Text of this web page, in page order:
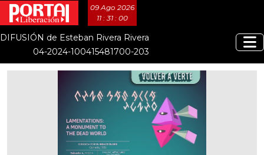
09 Ago 2026
11 : 31 : 01
DIFUSIÓN de Esteban Rivera Rivera
04-2024-100415481700-203